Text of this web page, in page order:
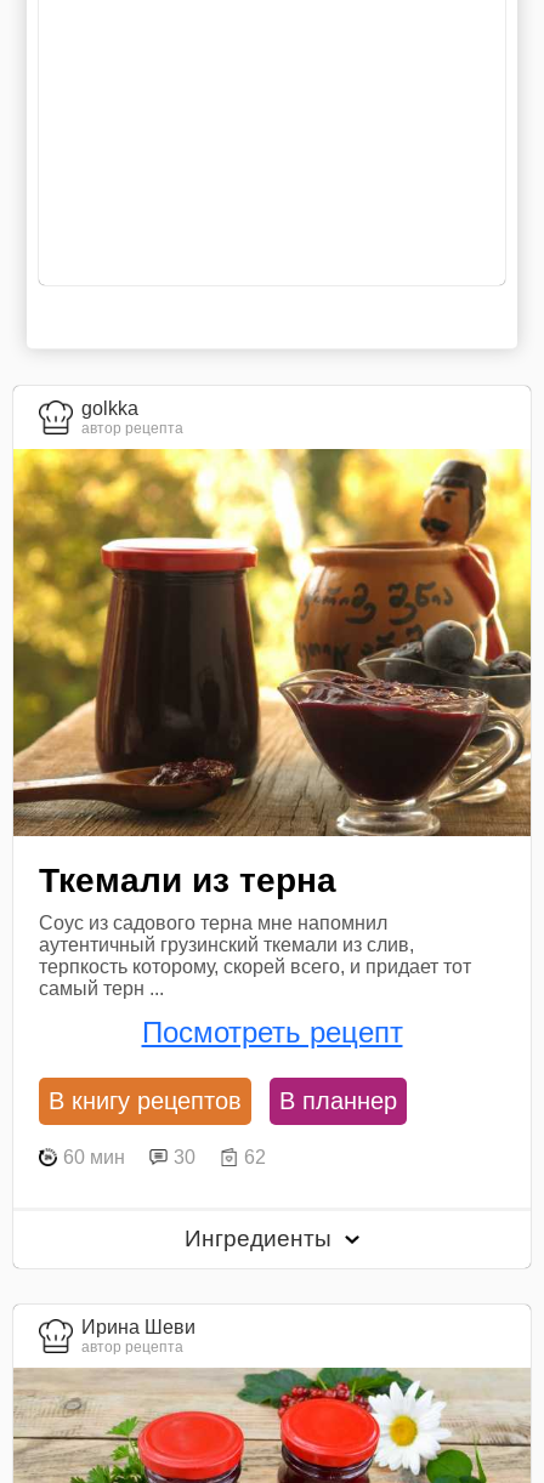
golkka
автор рецепта
Ткемали из терна
Соус из садового терна мне напомнил
аутентичный грузинский ткемали из слив,
терпкость которому, скорей всего, и придает тот
самый терн ...
Посмотреть рецепт
В книгу рецептов В планнер
60 мин 30 62
Ингредиенты
Ирина Шеви
автор рецепта